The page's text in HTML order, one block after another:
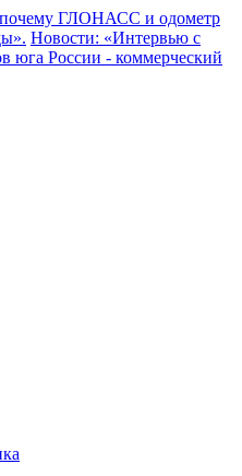
почему ГЛОНАСС и одометр
Новости: «Интервью с
юга России - коммерческий